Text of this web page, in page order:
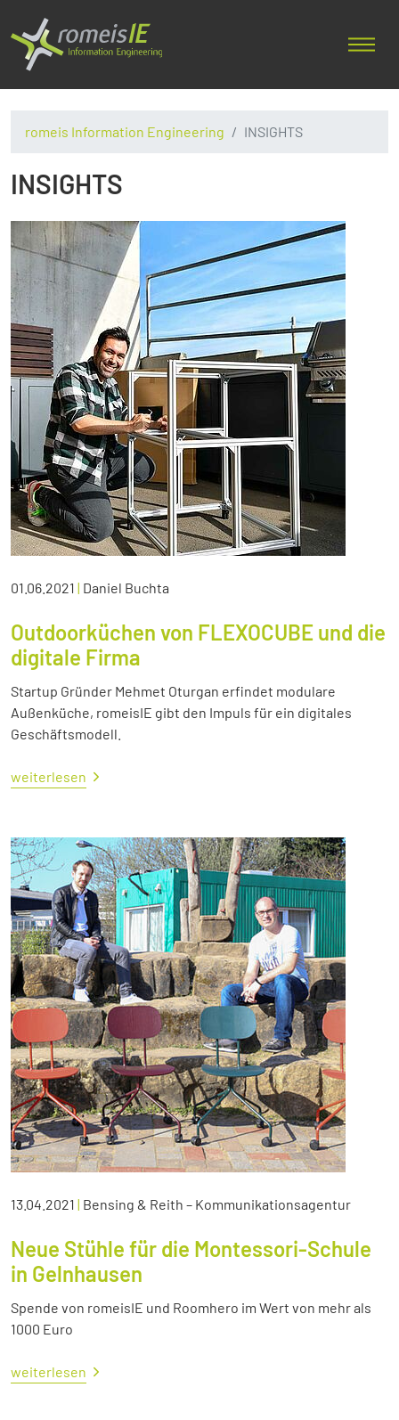
romeis Information Engineering INSIGHTS
INSIGHTS
01.06.2021 | Daniel Buchta
Outdoorküchen von FLEXOCUBE und die
digitale Firma
Startup Gründer Mehmet Oturgan erfindet modulare
Außenküche, romeisIE gibt den Impuls für ein digitales
Geschäftsmodell.
weiterlesen
13.04.2021 | Bensing & Reith – Kommunikationsagentur
Neue Stühle für die Montessori-Schule
in Gelnhausen
Spende von romeisIE und Roomhero im Wert von mehr als
1000 Euro
weiterlesen